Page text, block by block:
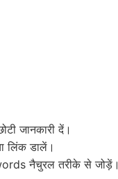
जानकारी दें।
लिंक डालें।
नैचुरल तरीके से जोड़ें।